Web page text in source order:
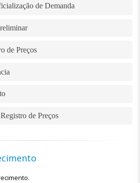
de Demanda
de Preços
de Preços